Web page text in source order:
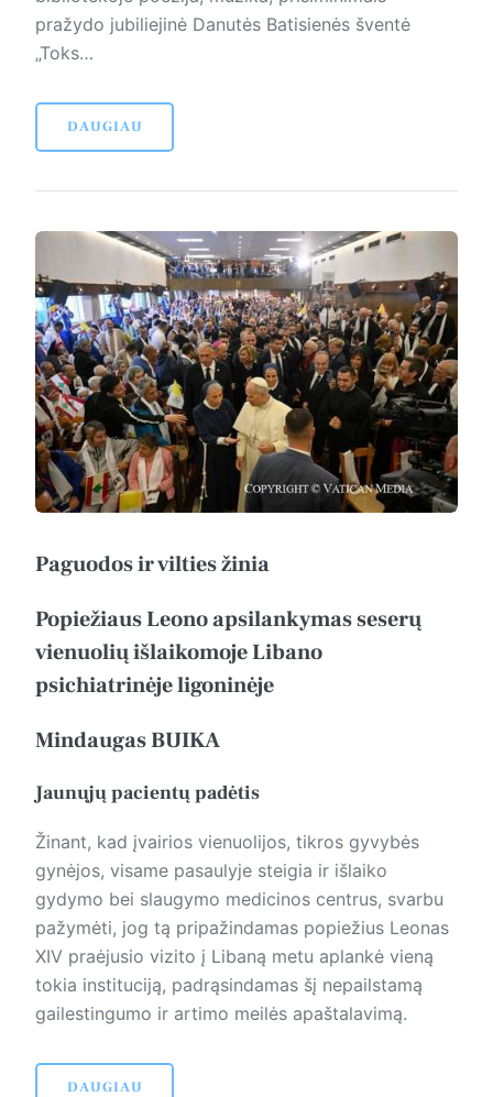
pražydo jubiliejinė Danutės Batisienės šventė
„Toks…
DAUGIAU
Paguodos ir vilties žinia
Popiežiaus Leono apsilankymas seserų
vienuolių išlaikomoje Libano
psichiatrinėje ligoninėje
Mindaugas BUIKA
Jaunųjų pacientų padėtis
Žinant, kad įvairios vienuolijos, tikros gyvybės
gynėjos, visame pasaulyje steigia ir išlaiko
gydymo bei slaugymo medicinos centrus, svarbu
pažymėti, jog tą pripažindamas popiežius Leonas
XIV praėjusio vizito į Libaną metu aplankė vieną
tokia instituciją, padrąsindamas šį nepailstamą
gailestingumo ir artimo meilės apaštalavimą.
DAUGIAU